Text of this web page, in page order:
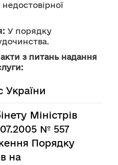
У порядку
з питань надання
України
Міністрів
№ 557
Порядку
на